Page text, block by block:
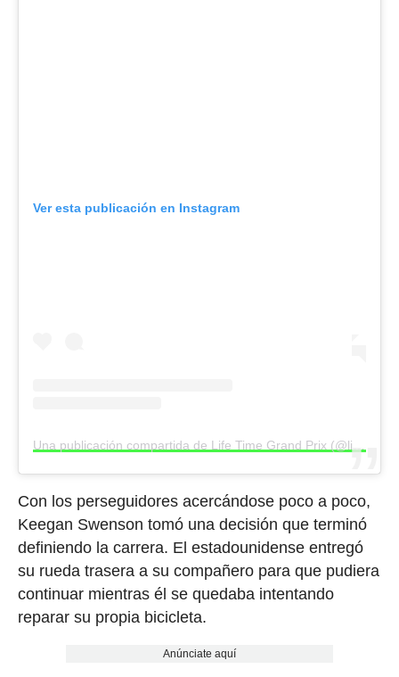
Ver esta publicación en Instagram
Una publicación compartida de Life Time Grand Prix (@lifetimegrandprix)
Con los perseguidores acercándose poco a poco,
Keegan Swenson tomó una decisión que terminó
definiendo la carrera. El estadounidense entregó
su rueda trasera a su compañero para que pudiera
continuar mientras él se quedaba intentando
reparar su propia bicicleta.
Anúnciate aquí